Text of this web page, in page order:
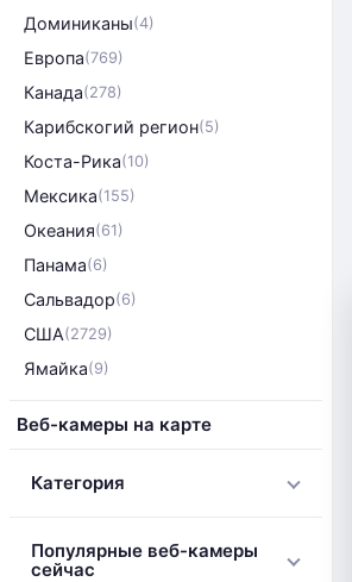
Доминиканы(4)
Европа(769)
Канада(278)
Карибскогий регион(5)
Коста-Рика(10)
Мексика(155)
Океания(61)
Панама(6)
Сальвадор(6)
США(2729)
Ямайка(9)
Веб-камеры на карте
Категория
Популярные веб-камеры
сейчас